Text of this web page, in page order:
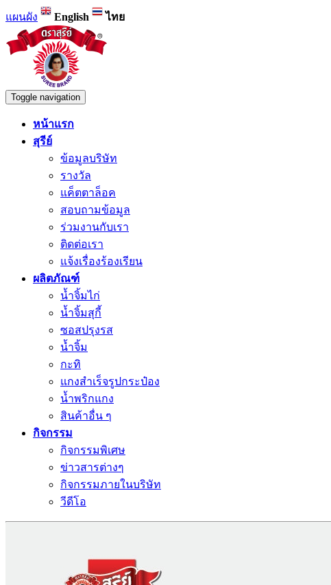
แผนผัง English ไทย
Toggle navigation
หน้าแรก
สุรีย์
ข้อมูลบริษัท
รางวัล
แค็ตตาล็อค
สอบถามข้อมูล
ร่วมงานกับเรา
ติดต่อเรา
แจ้งเรื่องร้องเรียน
ผลิตภัณฑ์
น้ำจิ้มไก่
น้ำจิ้มสุกี้
ซอสปรุงรส
น้ำจิ้ม
กะทิ
แกงสำเร็จรูปกระป๋อง
น้ำพริกแกง
สินค้าอื่น ๆ
กิจกรรม
กิจกรรมพิเศษ
ข่าวสารต่างๆ
กิจกรรมภายในบริษัท
วีดีโอ